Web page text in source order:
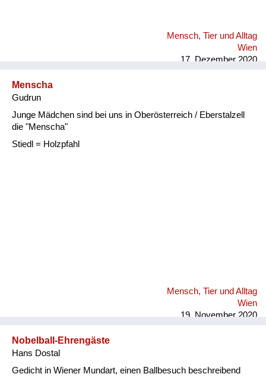
Mensch, Tier und Alltag
Wien
17. Dezember 2020
Menscha
Gudrun
Junge Mädchen sind bei uns in Oberösterreich / Eberstalzell
die "Menscha"
Stiedl = Holzpfahl
Mensch, Tier und Alltag
Wien
19. November 2020
Nobelball-Ehrengäste
Hans Dostal
Gedicht in Wiener Mundart, einen Ballbesuch beschreibend